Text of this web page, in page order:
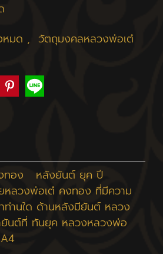
หมด , วัตถุมงคลหลวงพ่อเต๋
ทอง หลังยันต์ ยุค ปี
ลวงพ่อเต๋ คงทอง ที่มีความ
ท่านใด ด้านหลังมียันต์ หลวง
ยันต์ที่ ทันยุค หลวงหลวงพ่อ